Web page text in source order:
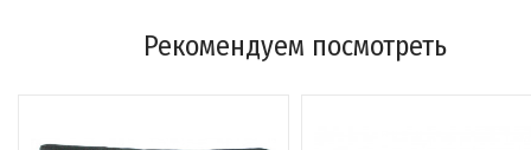
Рекомендуем посмотреть